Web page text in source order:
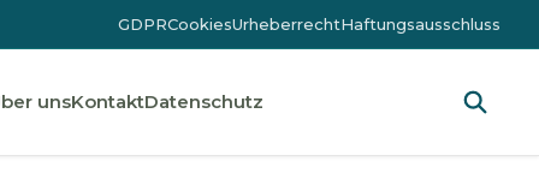
GDPRCookiesUrheberrechtHaftungsausschluss
unsKontaktDatenschutz